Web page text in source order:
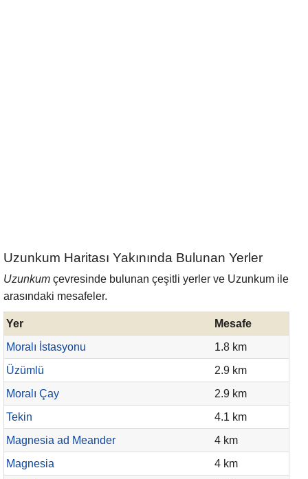
Uzunkum Haritası Yakınında Bulunan Yerler
Uzunkum çevresinde bulunan çeşitli yerler ve Uzunkum ile
arasındaki mesafeler.
Yer
Mesafe
Moralı İstasyonu
1.8 km
Üzümlü
2.9 km
Moralı Çay
2.9 km
Tekin
4.1 km
Magnesia ad Meander
4 km
Magnesia
4 km